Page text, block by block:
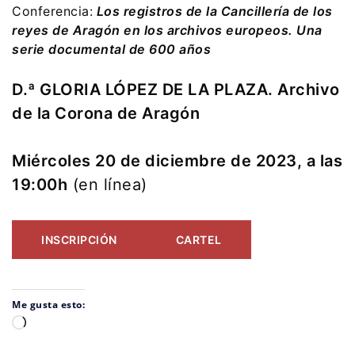
Conferencia: Los registros de la Cancillería de los
reyes de Aragón en los archivos europeos. Una
serie documental de 600 años
D.ª GLORIA LÓPEZ DE LA PLAZA. Archivo
de la Corona de Aragón
Miércoles 20 de diciembre de 2023, a las
19:00h (en línea)
INSCRIPCIÓN CARTEL
Me gusta esto:
Cargando...